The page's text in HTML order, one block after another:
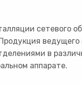
сетевого
в
аппарате.